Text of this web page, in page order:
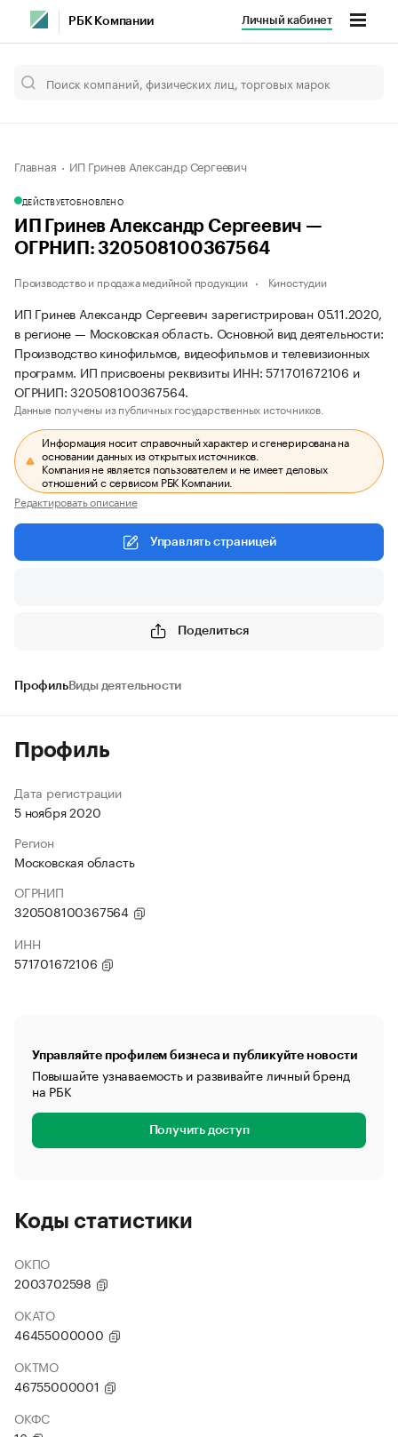
РБК Компании Личный кабинет
Главная ИП Гринев Александр Сергеевич
ДЕЙСТВУЕТОБНОВЛЕНО
ИП Гринев Александр Сергеевич —
ОГРНИП: 320508100367564
Производство и продажа медийной продукции Киностудии
ИП Гринев Александр Сергеевич зарегистрирован 05.11.2020,
в регионе — Московская область. Основной вид деятельности:
Производство кинофильмов, видеофильмов и телевизионных
программ. ИП присвоены реквизиты ИНН: 571701672106 и
ОГРНИП: 320508100367564.
Данные получены из публичных государственных источников.
Информация носит справочный характер и сгенерирована на
основании данных из открытых источников.
Компания не является пользователем и не имеет деловых
отношений с сервисом РБК Компании.
Редактировать описание
Управлять страницей
Поделиться
ПрофильВиды деятельности
Профиль
Дата регистрации
5 ноября 2020
Регион
Московская область
ОГРНИП
320508100367564
ИНН
571701672106
Управляйте профилем бизнеса и публикуйте новости
Повышайте узнаваемость и развивайте личный бренд
на РБК
Получить доступ
Коды статистики
ОКПО
2003702598
ОКАТО
46455000000
ОКТМО
46755000001
ОКФС